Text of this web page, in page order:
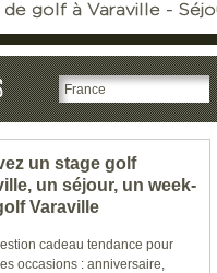
de golf à Varaville -
un stage golf
un séjour, un week-
Varaville
cadeau tendance pour
occasions : anniversaire,